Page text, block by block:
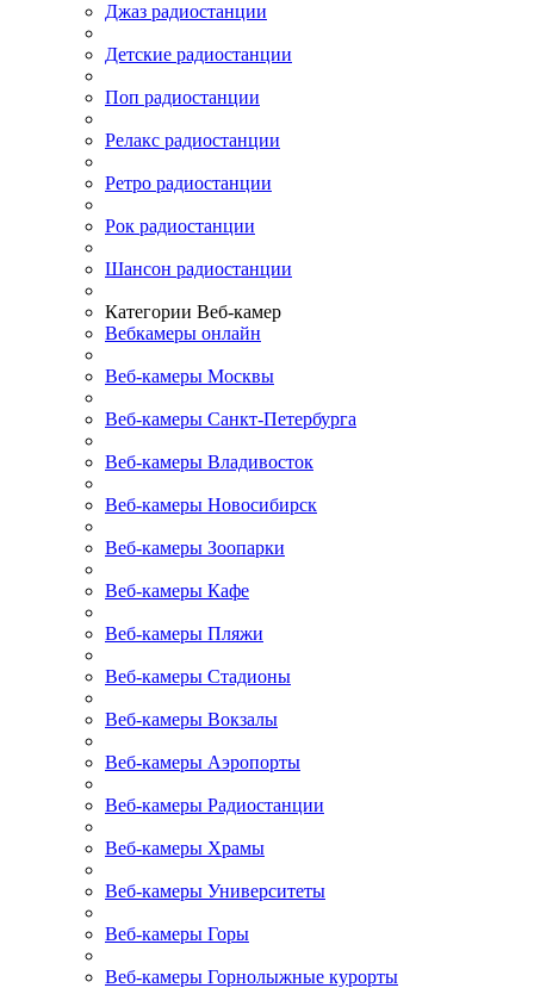
Джаз радиостанции
Детские радиостанции
Поп радиостанции
Релакс радиостанции
Ретро радиостанции
Рок радиостанции
Шансон радиостанции
Категории Веб-камер
Вебкамеры онлайн
Веб-камеры Москвы
Веб-камеры Санкт-Петербурга
Веб-камеры Владивосток
Веб-камеры Новосибирск
Веб-камеры Зоопарки
Веб-камеры Кафе
Веб-камеры Пляжи
Веб-камеры Стадионы
Веб-камеры Вокзалы
Веб-камеры Аэропорты
Веб-камеры Радиостанции
Веб-камеры Храмы
Веб-камеры Университеты
Веб-камеры Горы
Веб-камеры Горнолыжные курорты